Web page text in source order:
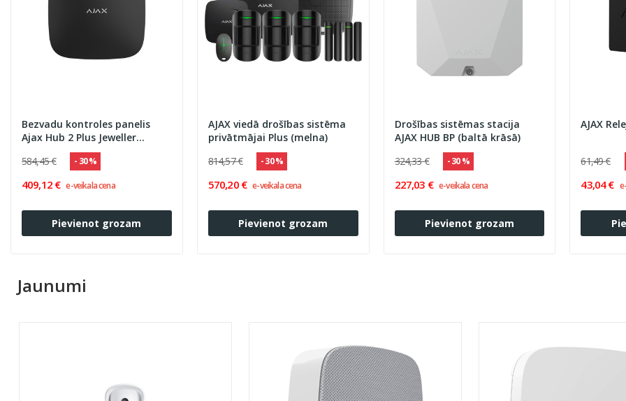
Bezvadu kontroles panelis
Ajax Hub 2 Plus Jeweller
(melnā krāsā)
584,45 € - 30 %
409,12 € e-veikala cena
Pievienot grozam
AJAX viedā drošības sistēma
privātmājai Plus (melna)
814,57 €
- 30 %
570,20 € e-veikala cena
Pievienot grozam
Drošības sistēmas stacija
AJAX HUB BP (baltā krāsā)
324,33 €
- 30 %
227,03 € e-veikala cena
Pievienot grozam
AJAX
61,49 €
43,04 €
Jaunumi